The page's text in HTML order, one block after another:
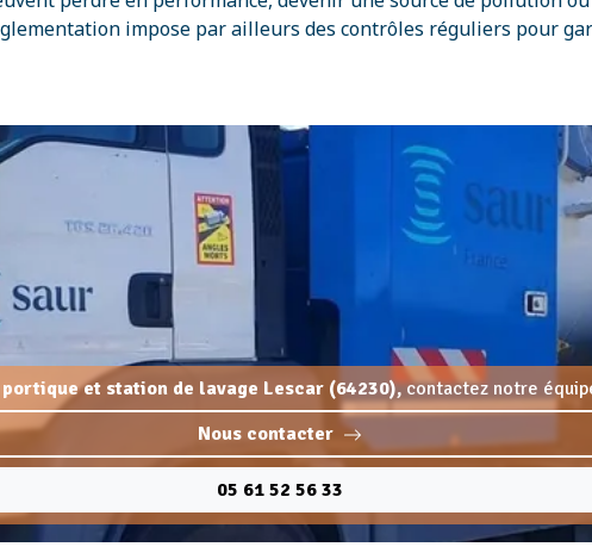
impose par ailleurs des contrôles réguliers pour
et station de lavage Lescar (64230),contactez notre
Nous contacter
05 61 52 56 33